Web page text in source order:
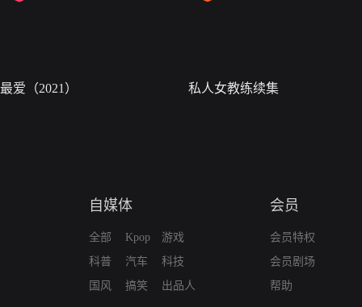
最爱（2021） 私人女教练续集
自媒体
全部
科普
国风
Kpop
汽车
搞笑
游戏
科技
出品人
会员
会员特权
会员剧场
帮助